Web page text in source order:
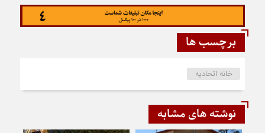
برچسب ها
خانه اتحادیه
نوشته های مشابه